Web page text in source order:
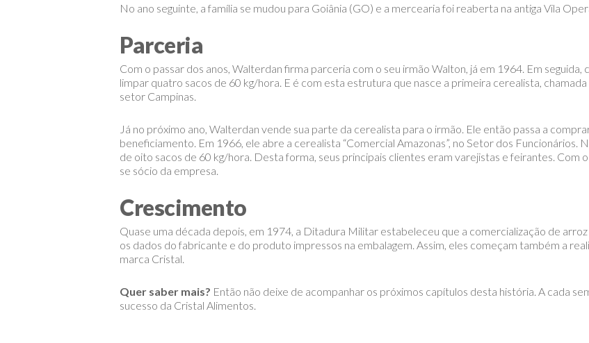
No ano seguinte, a família se mudou para Goiânia (GO) e a mercearia foi reaberta na antiga Vila
Parceria
Com o passar dos anos, Walterdan firma parceria com o seu irmão Walton, já em 1964. Em
limpar quatro sacos de 60 kg/hora. E é com esta estrutura que nasce a primeira cerealista,
setor Campinas.
Já no próximo ano, Walterdan vende sua parte da cerealista para o irmão. Ele então passa a
beneficiamento. Em 1966, ele abre a cerealista “Comercial Amazonas”, no Setor dos Funcionários.
de oito sacos de 60 kg/hora. Desta forma, seus principais clientes eram varejistas e feirantes. Com
se sócio da empresa.
Crescimento
Quase uma década depois, em 1974, a Ditadura Militar estabeleceu que a comercialização de
os dados do fabricante e do produto impressos na embalagem. Assim, eles começam também a
marca Cristal.
Quer saber mais? Então não deixe de acompanhar os próximos capítulos desta história. A cada
sucesso da Cristal Alimentos.